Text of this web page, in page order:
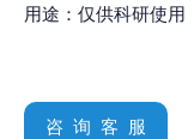
用途：仅供科研使用
咨 询 客 服